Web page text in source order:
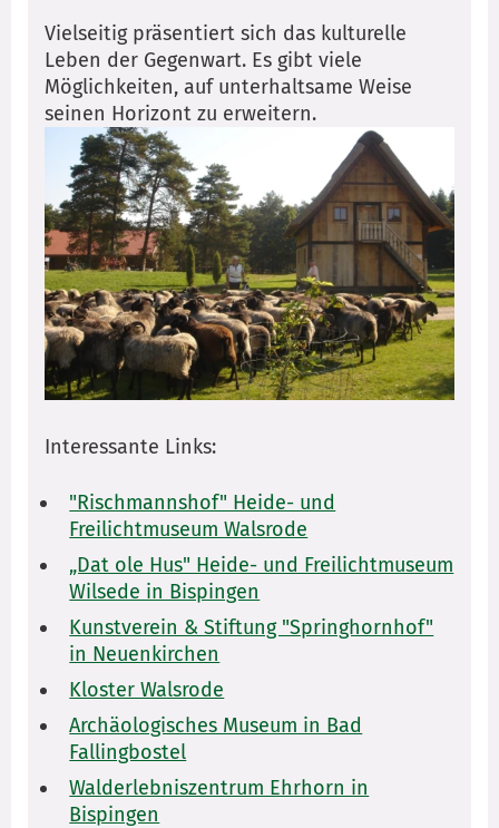
Vielseitig präsentiert sich das kulturelle
Leben der Gegenwart. Es gibt viele
Möglichkeiten, auf unterhaltsame Weise
seinen Horizont zu erweitern.
Interessante Links:
"Rischmannshof" Heide- und
Freilichtmuseum Walsrode
„Dat ole Hus" Heide- und Freilichtmuseum
Wilsede in Bispingen
Kunstverein & Stiftung "Springhornhof"
in Neuenkirchen
Kloster Walsrode
Archäologisches Museum in Bad
Fallingbostel
Walderlebniszentrum Ehrhorn in
Bispingen